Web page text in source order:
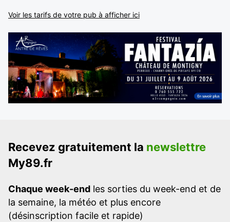
Voir les tarifs de votre pub à afficher ici
Recevez gratuitement la newslettre
My89.fr
Chaque week-end les sorties du week-end et de
la semaine, la météo et plus encore
(désinscription facile et rapide)